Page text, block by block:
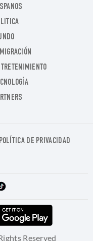
POLÍTICA DE PRIVACIDAD
Reserved